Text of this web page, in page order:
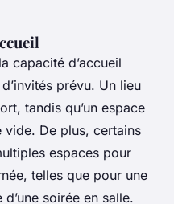
capacité d’accueil
prévu. Un lieu
tandis qu’un espace
De plus, certains
espaces pour
telles que pour une
soirée en salle.